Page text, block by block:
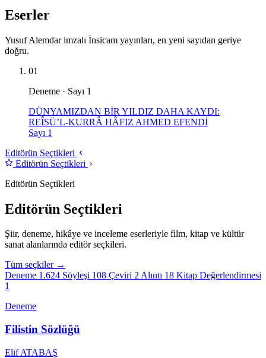
Eserler
Yusuf Alemdar imzalı İnsicam yayınları, en yeni sayıdan geriye
doğru.
01
Deneme · Sayı 1
DÜNYAMIZDAN BİR YILDIZ DAHA KAYDI:
REÎSÜ’L-KURRÂ HÂFIZ AHMED EFENDİ
Sayı 1
Editörün Seçtikleri
Editörün Seçtikleri
Editörün Seçtikleri
Editörün Seçtikleri
Şiir, deneme, hikâye ve inceleme eserleriyle film, kitap ve kültür
sanat alanlarında editör seçkileri.
Tüm seçkiler →
Deneme 1.624 Söyleşi 108 Çeviri 2Alıntı 18 Kitap Değerlendirmesi
1
Deneme
Filistin Sözlüğü
Elif ATABAŞ